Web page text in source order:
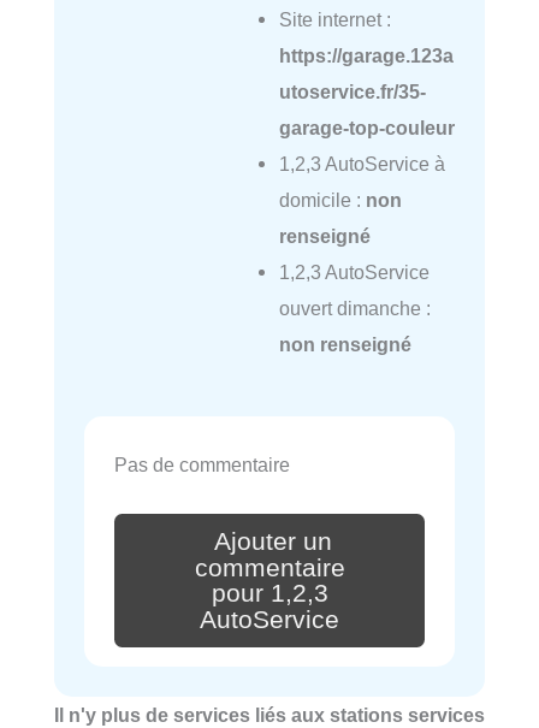
Site internet :
https://garage.123a
utoservice.fr/35-
garage-top-couleur
1,2,3 AutoService à
domicile : non
renseigné
1,2,3 AutoService
ouvert dimanche :
non renseigné
Pas de commentaire
Ajouter un
commentaire
pour 1,2,3
AutoService
Il n'y plus de services liés aux stations services